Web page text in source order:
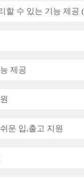
할 수 있는 기능 제공
제공
운 입,출고 지원